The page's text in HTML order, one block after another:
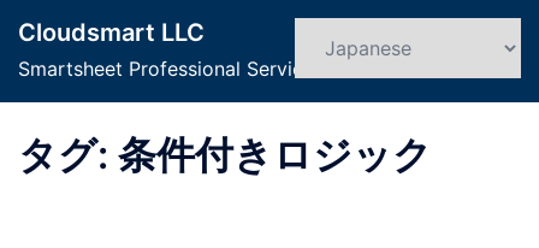
ン
Cloudsmart LLC
Smartsheet Professional Service
ト
グ
タグ: 条件付きロジック